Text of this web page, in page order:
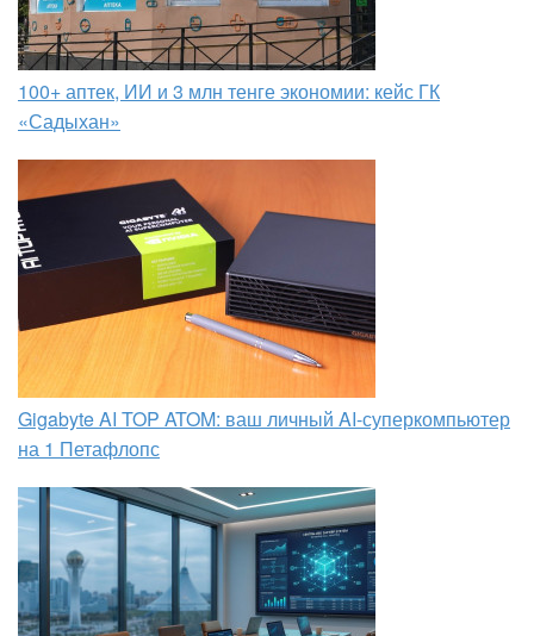
100+ аптек, ИИ и 3 млн тенге экономии: кейс ГК
«Садыхан»
Gigabyte AI TOP ATOM: ваш личный AI-суперкомпьютер
на 1 Петафлопс